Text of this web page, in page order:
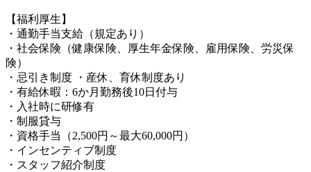
【福利厚生】
・通勤手当支給（規定あり）
・社会保険（健康保険、厚生年金保険、雇用保険、労災保
険）
・忌引き制度 ・産休、育休制度あり
・有給休暇：6か月勤務後10日付与
・入社時に研修有
・制服貸与
・資格手当（2,500円～最大60,000円）
・インセンティブ制度
・スタッフ紹介制度